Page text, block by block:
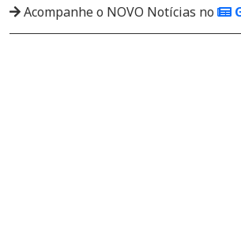
Acompanhe o NOVO Notícias no